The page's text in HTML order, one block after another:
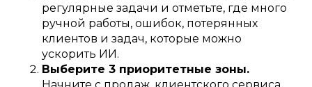
регулярные задачи и отметьте, где много
ручной работы, ошибок, потерянных
клиентов и задач, которые можно
ускорить ИИ.
Выберите 3 приоритетные зоны.